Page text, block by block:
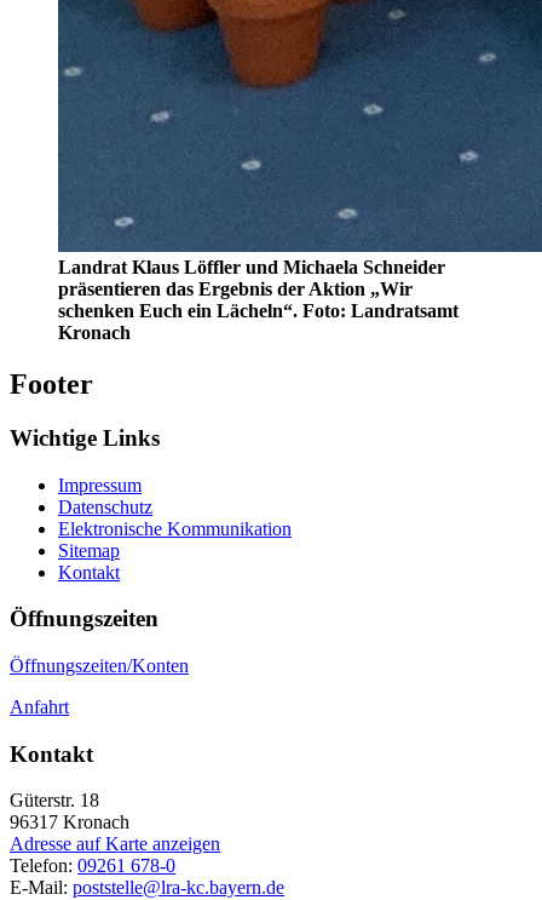
Landrat Klaus Löffler und Michaela Schneider
präsentieren das Ergebnis der Aktion „Wir
schenken Euch ein Lächeln“. Foto: Landratsamt
Kronach
Footer
Wichtige Links
Impressum
Datenschutz
Elektronische Kommunikation
Sitemap
Kontakt
Öffnungszeiten
Öffnungszeiten/Konten
Anfahrt
Kontakt
Güterstr. 18
96317 Kronach
Adresse auf Karte anzeigen
Telefon: 09261 678-0
E-Mail: poststelle@lra-kc.bayern.de